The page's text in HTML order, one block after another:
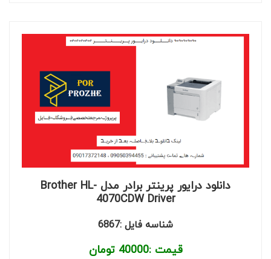
دانلود درایور پرینتر برادر مدل Brother HL-
4070CDW Driver
شناسه فایل :6867
قیمت :40000 تومان